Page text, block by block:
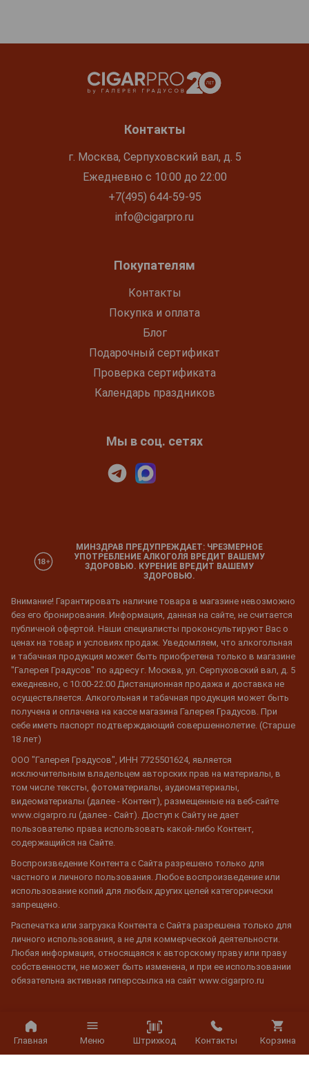
Главная Меню Штрихкод Контакты Корзина
Контакты
г. Москва, Серпуховский вал, д. 5
Ежедневно с 10:00 до 22:00
+7(495) 644-59-95
info@cigarpro.ru
Покупателям
Контакты
Покупка и оплата
Блог
Подарочный сертификат
Проверка сертификата
Календарь праздников
Мы в соц. сетях
МИНЗДРАВ ПРЕДУПРЕЖДАЕТ: ЧРЕЗМЕРНОЕ
УПОТРЕБЛЕНИЕ АЛКОГОЛЯ ВРЕДИТ ВАШЕМУ
ЗДОРОВЬЮ. КУРЕНИЕ ВРЕДИТ ВАШЕМУ
ЗДОРОВЬЮ.
Внимание! Гарантировать наличие товара в магазине невозможно
без его бронирования. Информация, данная на сайте, не считается
публичной офертой. Наши специалисты проконсультируют Вас о
ценах на товар и условиях продаж. Уведомляем, что алкогольная
и табачная продукция может быть приобретена только в магазине
"Галерея Градусов" по адресу г. Москва, ул. Серпуховский вал, д. 5
ежедневно, с 10:00-22:00 Дистанционная продажа и доставка не
осуществляется. Алкогольная и табачная продукция может быть
получена и оплачена на кассе магазина Галерея Градусов. При
себе иметь паспорт подтверждающий совершеннолетие. (Старше
18 лет)
ООО "Галерея Градусов", ИНН 7725501624, является
исключительным владельцем авторских прав на материалы, в
том числе тексты, фотоматериалы, аудиоматериалы,
видеоматериалы (далее - Контент), размещенные на веб-сайте
www.cigarpro.ru (далее - Сайт). Доступ к Сайту не дает
пользователю права использовать какой-либо Контент,
содержащийся на Сайте.
Воспроизведение Контента с Сайта разрешено только для
частного и личного пользования. Любое воспроизведение или
использование копий для любых других целей категорически
запрещено.
Распечатка или загрузка Контента с Сайта разрешена только для
личного использования, а не для коммерческой деятельности.
Любая информация, относящаяся к авторскому праву или праву
собственности, не может быть изменена, и при ее использовании
обязательна активная гиперссылка на сайт www.cigarpro.ru
© 2026 CigarPro.ru, ООО "Галерея Градусов", ИНН 7725501624,
Лицензия №77РПА0003933 c 20 апреля 2007 г. до 19 апреля 2027 г.
Все права защищены.